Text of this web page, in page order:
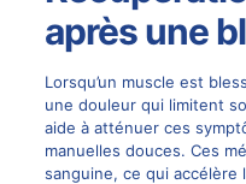
après une
Lorsqu’un muscle est
une douleur qui limitent
aide à atténuer ces
manuelles douces. Ces
sanguine, ce qui accélère